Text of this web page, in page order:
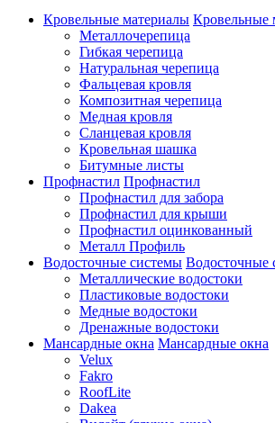
Кровельные материалы Кровельные
Металлочерепица
Гибкая черепица
Натуральная черепица
Фальцевая кровля
Композитная черепица
Медная кровля
Сланцевая кровля
Кровельная шашка
Битумные листы
Профнастил Профнастил
Профнастил для забора
Профнастил для крыши
Профнастил оцинкованный
Металл Профиль
Водосточные системы Водосточные
Металлические водостоки
Пластиковые водостоки
Медные водостоки
Дренажные водостоки
Мансардные окна Мансардные окна
Velux
Fakro
RoofLite
Dakea